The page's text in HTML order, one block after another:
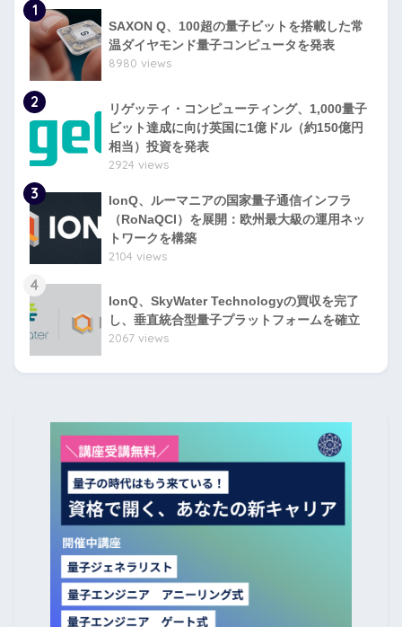
1
SAXON Q、100超の量子ビットを搭載した常
温ダイヤモンド量子コンピュータを発表
8980 views
2
リゲッティ・コンピューティング、1,000量子
ビット達成に向け英国に1億ドル（約150億円
相当）投資を発表
2924 views
3
IonQ、ルーマニアの国家量子通信インフラ
（RoNaQCI）を展開：欧州最大級の運用ネッ
トワークを構築
2104 views
4
IonQ、SkyWater Technologyの買収を完了
し、垂直統合型量子プラットフォームを確立
2067 views